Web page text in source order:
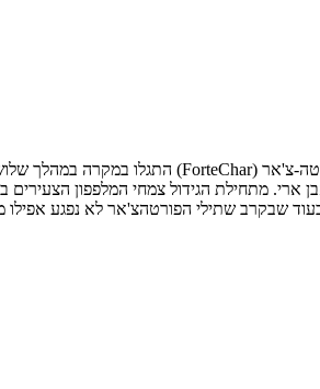
צ'אר (ForteChar) התגלו במקרה במהלך
ארי. מתחילת הגידול צמחי המלפפון
שבקרב שתילי הפורטהצ'אר לא נפגע אפילו